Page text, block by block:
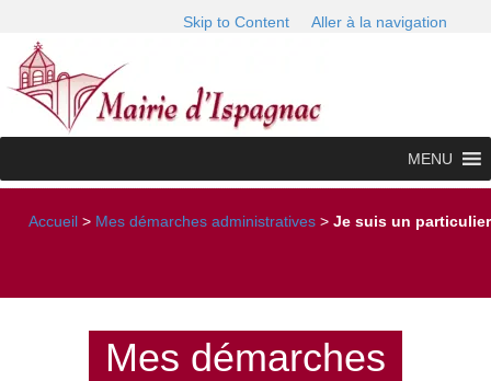
Skip to Content Aller à la navigation
MENU
Accueil > Mes démarches administratives > Je suis un particulier
Mes démarches